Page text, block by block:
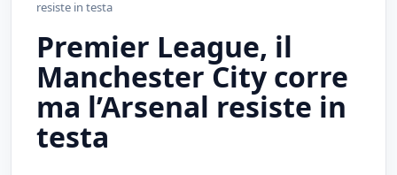
resiste in testa
Premier League, il
Manchester City corre
ma l’Arsenal resiste in
testa